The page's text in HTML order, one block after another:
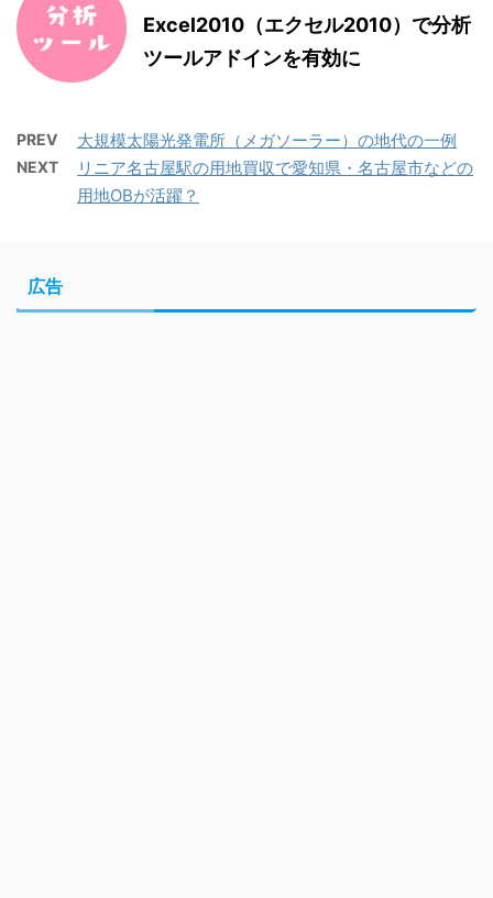
Excel2010（エクセル2010）で分析
ツールアドインを有効に
PREV 大規模太陽光発電所（メガソーラー）の地代の一例
NEXT
リニア名古屋駅の用地買収で愛知県・名古屋市などの
用地OBが活躍？
広告